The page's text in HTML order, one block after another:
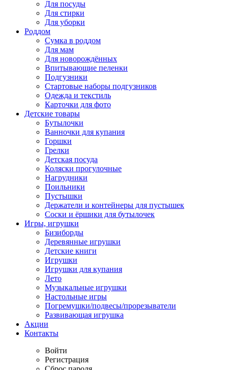
Для посуды
Для стирки
Для уборки
Роддом
Сумка в роддом
Для мам
Для новорождённых
Впитывающие пеленки
Подгузники
Стартовые наборы подгузников
Одежда и текстиль
Карточки для фото
Детские товары
Бутылочки
Ванночки для купания
Горшки
Грелки
Детская посуда
Коляски прогулочные
Нагрудники
Поильники
Пустышки
Держатели и контейнеры для пустышек
Соски и ёршики для бутылочек
Игры, игрушки
Бизиборды
Деревянные игрушки
Детские книги
Игрушки
Игрушки для купания
Лето
Музыкальные игрушки
Настольные игры
Погремушки/подвесы/прорезыватели
Развивающая игрушка
Акции
Контакты
Войти
Регистрация